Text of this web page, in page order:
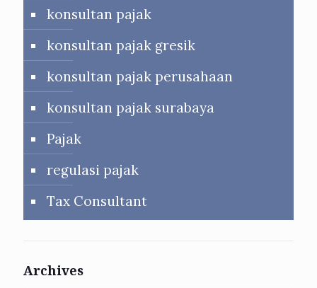
konsultan pajak
konsultan pajak gresik
konsultan pajak perusahaan
konsultan pajak surabaya
Pajak
regulasi pajak
Tax Consultant
Archives